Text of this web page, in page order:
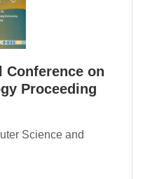
Conference on
Proceeding
Science and